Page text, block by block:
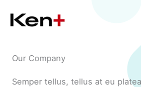
Our Company
Semper tellus, tellus at eu